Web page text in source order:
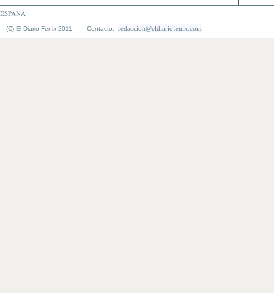
ESPAÑA
(C) El Diario Fénix 2011 Contacto: redaccion@eldiariofenix.com